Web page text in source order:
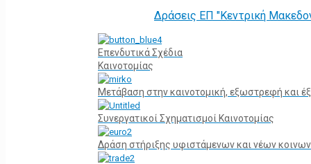
Δράσεις ΕΠ "Κεντρική
Επενδυτικά Σχέδια
Καινοτομίας
Μετάβαση στην καινοτομική, εξωστρεφή και
Συνεργατικοί Σχηματισμοί Καινοτομίας
Δράση στήριξης υφιστάμενων και νέων